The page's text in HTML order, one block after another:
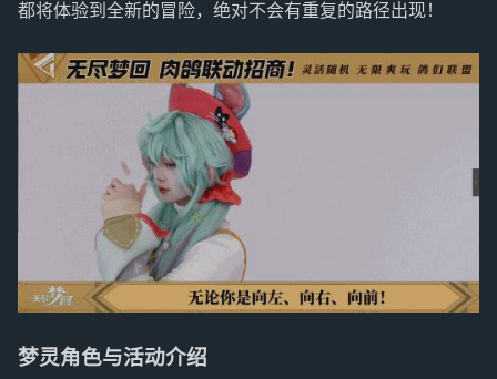
都将体验到全新的冒险，绝对不会有重复的路径出现！
梦灵角色与活动介绍